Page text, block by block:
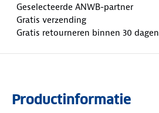
Geselecteerde ANWB-partner
Gratis verzending
Gratis retourneren binnen 30 dagen
Productinformatie